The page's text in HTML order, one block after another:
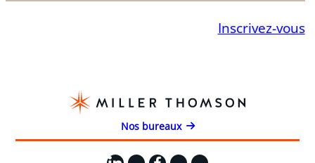
Inscrivez-vous
Nos bureaux